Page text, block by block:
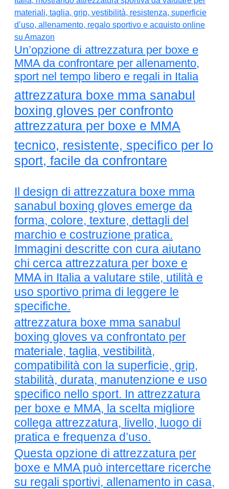
Un’opzione di attrezzatura per boxe e
MMA da confrontare per allenamento,
sport nel tempo libero e regali in Italia
attrezzatura boxe mma sanabul
boxing gloves per confronto
attrezzatura per boxe e MMA
tecnico, resistente, specifico per lo
sport, facile da confrontare
Il design di attrezzatura boxe mma
sanabul boxing gloves emerge da
forma, colore, texture, dettagli del
marchio e costruzione pratica.
Immagini descritte con cura aiutano
chi cerca attrezzatura per boxe e
MMA in Italia a valutare stile, utilità e
uso sportivo prima di leggere le
specifiche.
attrezzatura boxe mma sanabul
boxing gloves va confrontato per
materiale, taglia, vestibilità,
compatibilità con la superficie, grip,
stabilità, durata, manutenzione e uso
specifico nello sport. In attrezzatura
per boxe e MMA, la scelta migliore
collega attrezzatura, livello, luogo di
pratica e frequenza d’uso.
Questa opzione di attrezzatura per
boxe e MMA può intercettare ricerche
su regali sportivi, allenamento in casa,